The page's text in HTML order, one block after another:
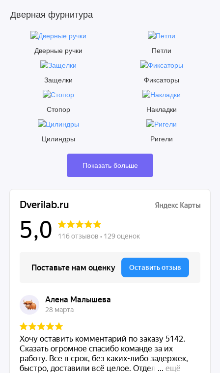
Дверная фурнитура
Дверные ручки Петли
Защелки Фиксаторы
Стопор Накладки
Цилиндры Ригели
Показать больше